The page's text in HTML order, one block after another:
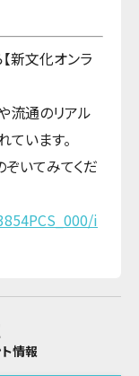
新文化オンラ
流通のリアル
います。
いてみてくだ
i
情報